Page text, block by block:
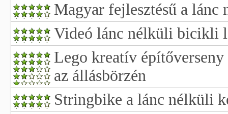
Magyar fejlesztésű a
Videó lánc nélküli bicikli
Lego kreatív
az állásbörzén
Stringbike a lánc nélküli